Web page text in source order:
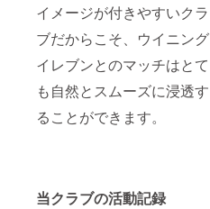
イメージが付きやすいクラ
ブだからこそ、ウイニング
イレブンとのマッチはとて
も自然とスムーズに浸透す
ることができます。
当クラブの活動記録